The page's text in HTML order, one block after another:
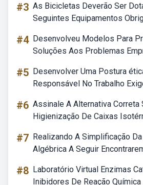
#3 As Bicicletas Deverão Ser
Seguintes Equipamentos
#4 Desenvolveu Modelos Para
Soluções Aos Problemas
#5 Desenvolver Uma Postura
Responsável No Trabalho
#6 Assinale A Alternativa Correta
Higienização De Caixas
#7 Realizando A Simplificação
Algébrica A Seguir
#8 Laboratório Virtual Enzimas
Inibidores De Reação Química